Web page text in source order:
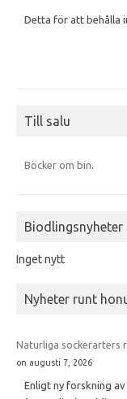
Detta för att behålla
Till salu
Böcker om bin.
Biodlingsnyheter
Inget nytt
Nyheter runt
Naturliga sockerarters
on augusti 7, 2026
Enligt ny forskning